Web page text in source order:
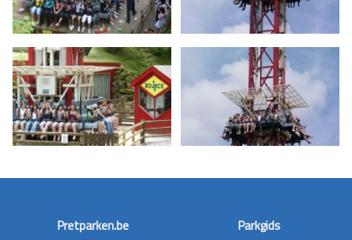
Pretparken.be
Parkgids